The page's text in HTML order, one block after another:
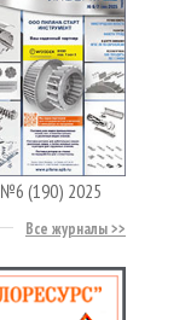
№6 (190) 2025
Все журналы